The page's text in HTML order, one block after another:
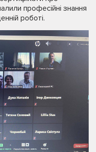
професійні знання
роботі.